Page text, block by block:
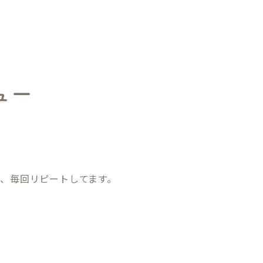
ー
毎回リピートしてます。